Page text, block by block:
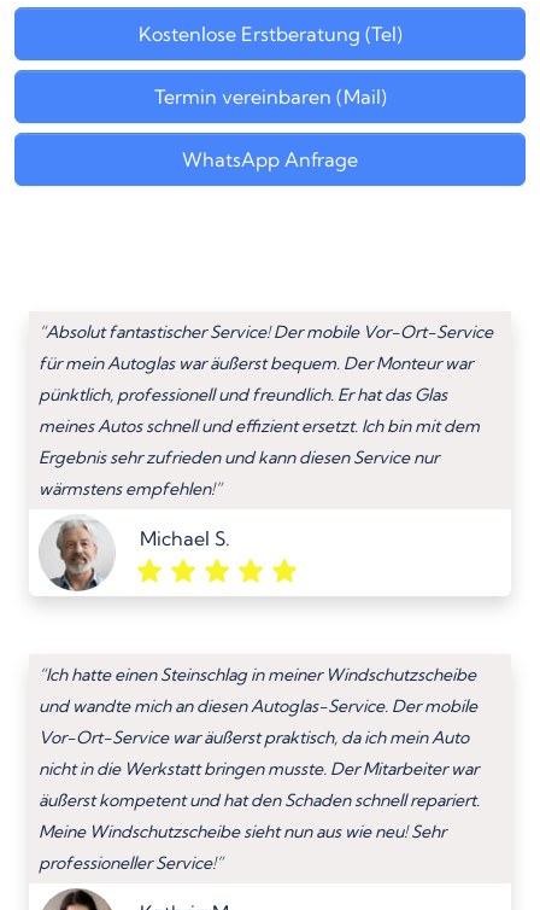
Kostenlose Erstberatung (Tel)
Termin vereinbaren (Mail)
WhatsApp Anfrage
“Absolut fantastischer Service! Der mobile Vor-Ort-Service
für mein Autoglas war äußerst bequem. Der Monteur war
pünktlich, professionell und freundlich. Er hat das Glas
meines Autos schnell und effizient ersetzt. Ich bin mit dem
Ergebnis sehr zufrieden und kann diesen Service nur
wärmstens empfehlen!”
Michael S.
“Ich hatte einen Steinschlag in meiner Windschutzscheibe
und wandte mich an diesen Autoglas-Service. Der mobile
Vor-Ort-Service war äußerst praktisch, da ich mein Auto
nicht in die Werkstatt bringen musste. Der Mitarbeiter war
äußerst kompetent und hat den Schaden schnell repariert.
Meine Windschutzscheibe sieht nun aus wie neu! Sehr
professioneller Service!”